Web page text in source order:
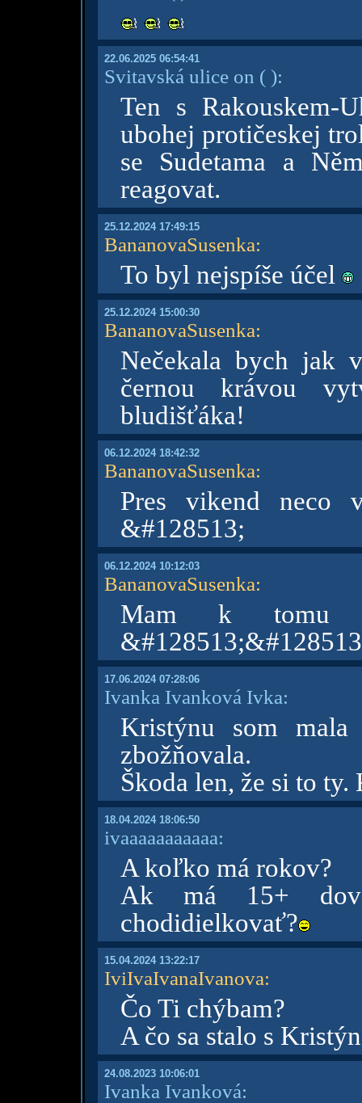
22.06.2025 06:54:41
Svitavská ulice on ( ):
Ten s Rakouskem-
ubohej protičeskej
se Sudetama a
reagovat.
25.12.2024 17:49:15
BananovaSusenka:
To byl nejspíše účel
25.12.2024 15:00:30
BananovaSusenka:
Nečekala bych jak
černou krávou
bludišťáka!
06.12.2024 18:42:32
BananovaSusenka:
Pres vikend neco
&#128513;
06.12.2024 10:12:03
BananovaSusenka:
Mam k tomu
17.06.2024 07:28:06
Ivanka Ivanková Ivka:
Kristýnu som
zbožňovala.
Škoda len, že si to
18.04.2024 18:06:50
ivaaaaaaaaaaa:
A koľko má rokov?
Ak má 15+
chodidielkovať?
15.04.2024 13:22:17
IviIvaIvanaIvanova:
Čo Ti chýbam?
A čo sa stalo s
24.08.2023 10:06:01
Ivanka Ivanková: